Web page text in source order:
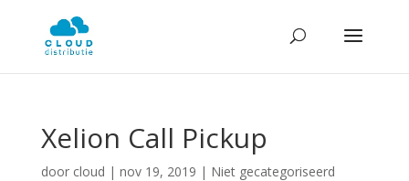
Xelion Call Pickup
door cloud | nov 19, 2019 | Niet gecategoriseerd